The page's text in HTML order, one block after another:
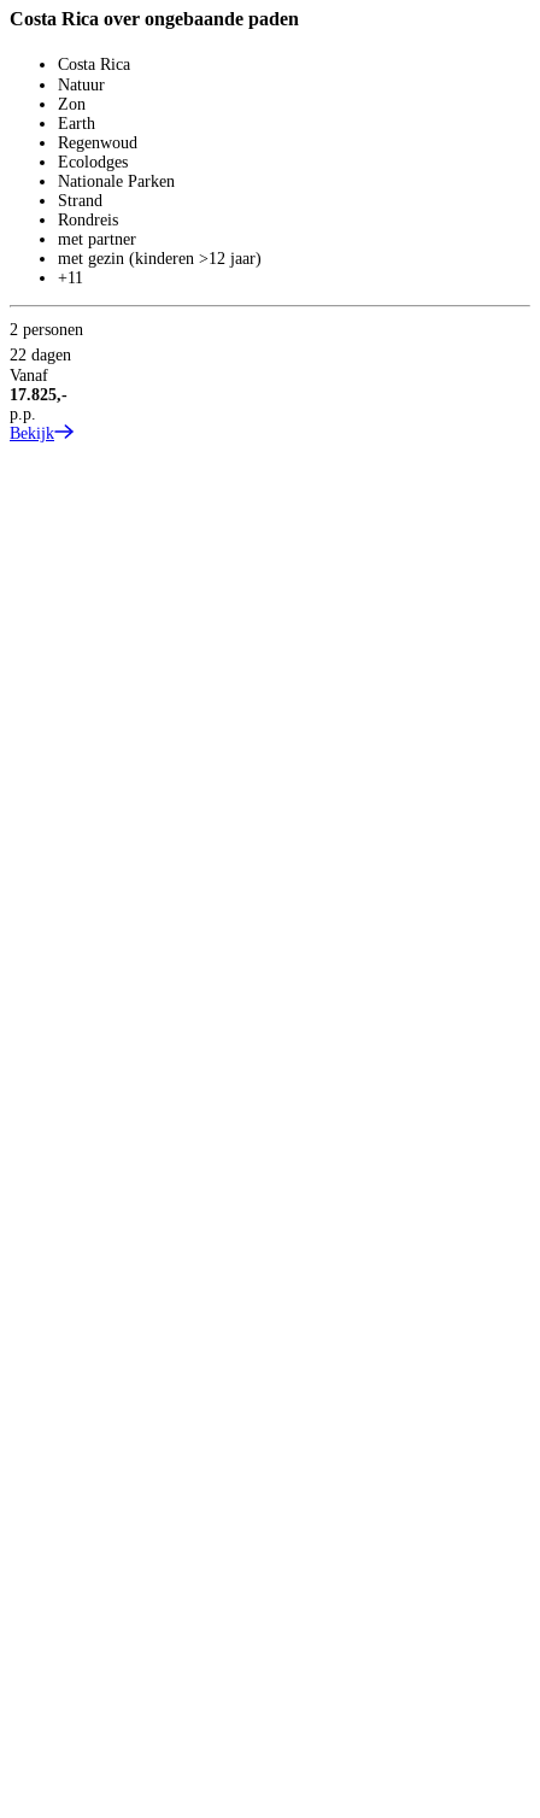
Costa Rica over ongebaande paden
Costa Rica
Natuur
Zon
Earth
Regenwoud
Ecolodges
Nationale Parken
Strand
Rondreis
met partner
met gezin (kinderen >12 jaar)
+11
2 personen
22 dagen
Vanaf
17.825,-
p.p.
Bekijk